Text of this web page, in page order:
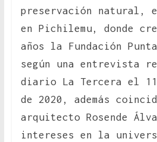
preservación natural,
en Pichilemu, donde
años la Fundación
según una entrevista
diario La Tercera el
de 2020, además
arquitecto Rosende
intereses en la